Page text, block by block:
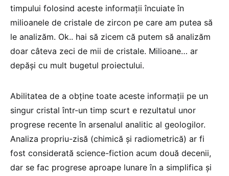
timpului folosind aceste informații încuiate în
milioanele de cristale de zircon pe care am putea să
le analizăm. Ok.. hai să zicem că putem să analizăm
doar câteva zeci de mii de cristale. Milioane… ar
depăși cu mult bugetul proiectului.
Abilitatea de a obține toate aceste informații pe un
singur cristal într-un timp scurt e rezultatul unor
progrese recente în arsenalul analitic al geologilor.
Analiza propriu-zisă (chimică și radiometrică) ar fi
fost considerată science-fiction acum două decenii,
dar se fac progrese aproape lunare în a simplifica și